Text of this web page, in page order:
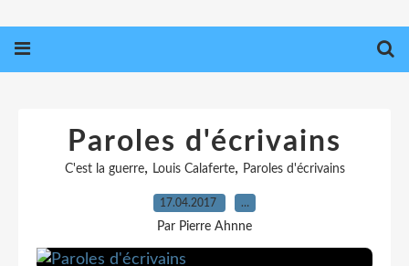
Paroles d'écrivains
C'est la guerre, Louis Calaferte, Paroles d'écrivains
17.04.2017 …
Par Pierre Ahnne